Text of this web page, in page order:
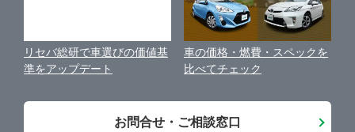
お客様の声
会社案内
リセバ総研で車選びの価値基
準をアップデート
車の価格・燃費・スペックを
比べてチェック
お問合せ・ご相談窓口